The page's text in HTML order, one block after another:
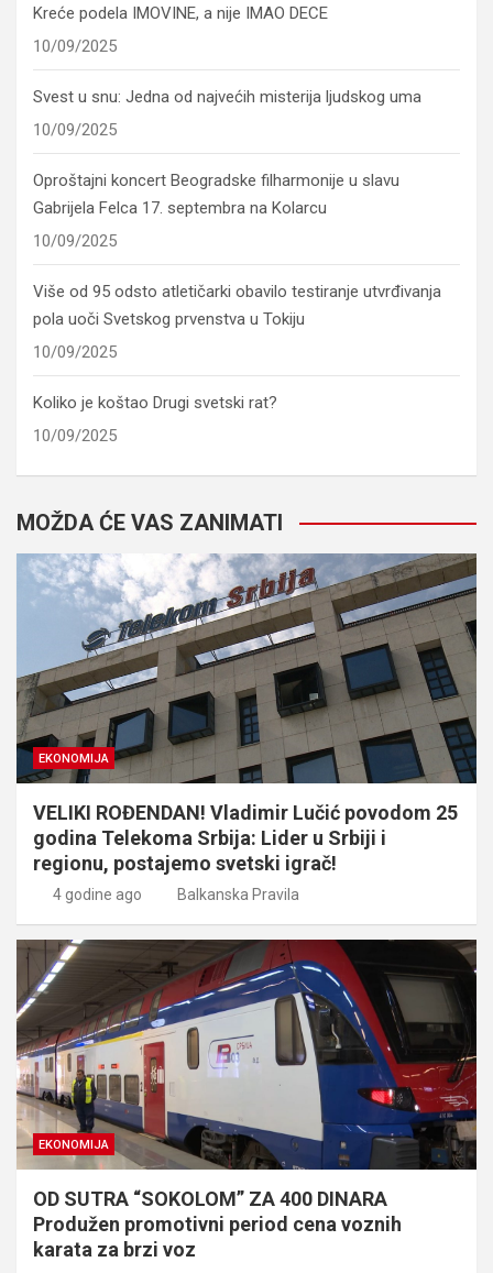
Kreće podela IMOVINE, a nije IMAO DECE
10/09/2025
Svest u snu: Jedna od najvećih misterija ljudskog uma
10/09/2025
Oproštajni koncert Beogradske filharmonije u slavu
Gabrijela Felca 17. septembra na Kolarcu
10/09/2025
Više od 95 odsto atletičarki obavilo testiranje utvrđivanja
pola uoči Svetskog prvenstva u Tokiju
10/09/2025
Koliko je koštao Drugi svetski rat?
10/09/2025
MOŽDA ĆE VAS ZANIMATI
EKONOMIJA
VELIKI ROĐENDAN! Vladimir Lučić povodom 25
godina Telekoma Srbija: Lider u Srbiji i
regionu, postajemo svetski igrač!
4 godine ago Balkanska Pravila
EKONOMIJA
OD SUTRA “SOKOLOM” ZA 400 DINARA
Produžen promotivni period cena voznih
karata za brzi voz